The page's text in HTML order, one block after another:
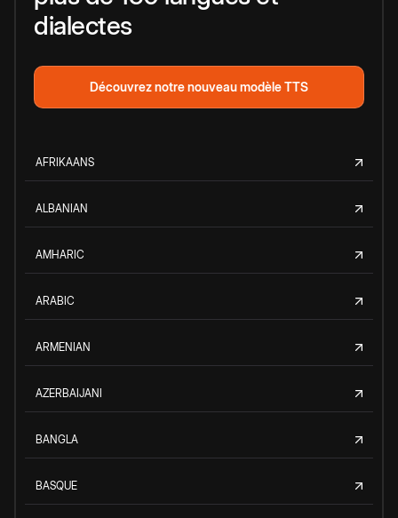
dialectes
Découvrez notre nouveau modèle TTS
AFRIKAANS
ALBANIAN
AMHARIC
ARABIC
ARMENIAN
AZERBAIJANI
BANGLA
BASQUE